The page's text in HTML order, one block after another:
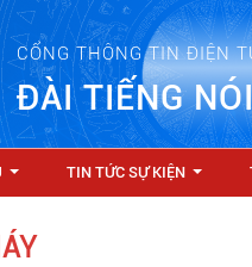
CỔNG THÔNG TIN ĐIỆN
ĐÀI TIẾNG
TIN TỨC SỰ KIỆN